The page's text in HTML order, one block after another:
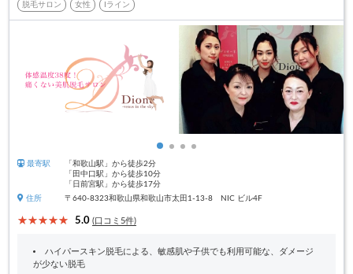
脱毛サロン 女性 Iライン
最寄駅
「和歌山駅」から徒歩2分
「田中口駅」から徒歩10分
「日前宮駅」から徒歩17分
住所
〒640-8323和歌山県和歌山市太田1-13-8 NIC ビル4F
5.0 (口コミ5件)
ハイパースキン脱毛による、敏感肌や子供でも利用可能な、ダメージ
が少ない脱毛